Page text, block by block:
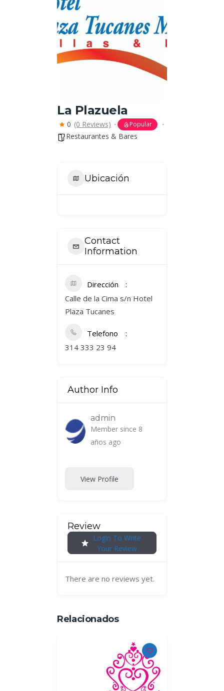
La Plazuela
0 (0 Reviews) Popular
Restaurantes & Bares
Ubicación
Contact
Information
Dirección
Calle de la Cima s/n Hotel
Plaza Tucanes
Telefono
314 333 23 94
Author Info
admin
Member since 8
años ago
View Profile
Review
Login To Write
Your Review
There are no reviews yet.
Relacionados